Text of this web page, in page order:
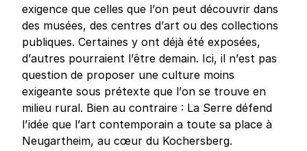
exigence que celles que l’on peut découvrir dans
des musées, des centres d’art ou des collections
publiques. Certaines y ont déjà été exposées,
d’autres pourraient l’être demain. Ici, il n’est pas
question de proposer une culture moins
exigeante sous prétexte que l’on se trouve en
milieu rural. Bien au contraire : La Serre défend
l’idée que l’art contemporain a toute sa place à
Neugartheim, au cœur du Kochersberg.